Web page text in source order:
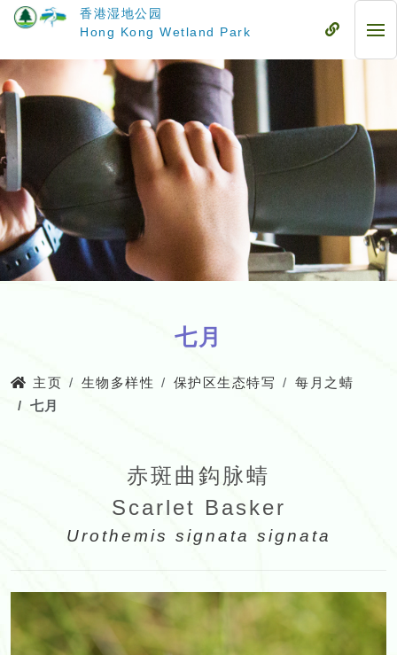
要
内
容
香港湿地公园
Hong Kong Wetland Park
流
流
动
七月
主页 生物多样性 保护区生态特写
每月之蜻
七月
赤斑曲鈎脉蜻
Scarlet Basker
Urothemis signata signata